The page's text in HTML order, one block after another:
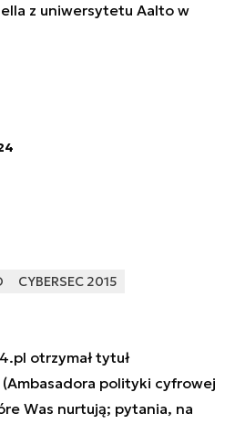
z uniwersytetu Aalto w
CYBERSEC 2015
otrzymał tytuł
polityki cyfrowej
Was nurtują; pytania, na